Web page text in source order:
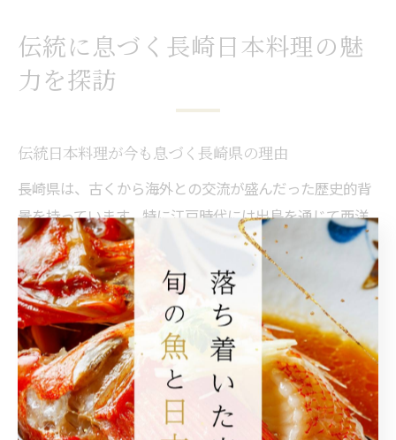
伝統に息づく長崎日本料理の魅
力を探訪
伝統日本料理が今も息づく長崎県の理由
長崎県は、古くから海外との交流が盛んだった歴史的背
景を持っています。特に江戸時代には出島を通じて西洋
や中国の文化が流入し、日本料理にも多大な影響を与え
ました。このような異文化との融合が、長崎独自の伝統
日本料理を生み出す土壌となっています。
さらに、長崎は豊かな海に囲まれており、新鮮な魚介類
や地元野菜がふんだんに手に入る環境です。地元の食材
を活かした和食や懐石、割烹料理が今も多くの店舗で提
供されているのは、この恵まれた自然環境によるもので